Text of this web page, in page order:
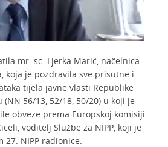
mr. sc. Ljerka Marić, načelnica
koja je pozdravila sve prisutne i
tijela javne vlasti Republike
56/13, 52/18, 50/20) u koji je
obveze prema Europskoj komisiji.
voditelj Službe za NIPP, koji je
NIPP radionice.